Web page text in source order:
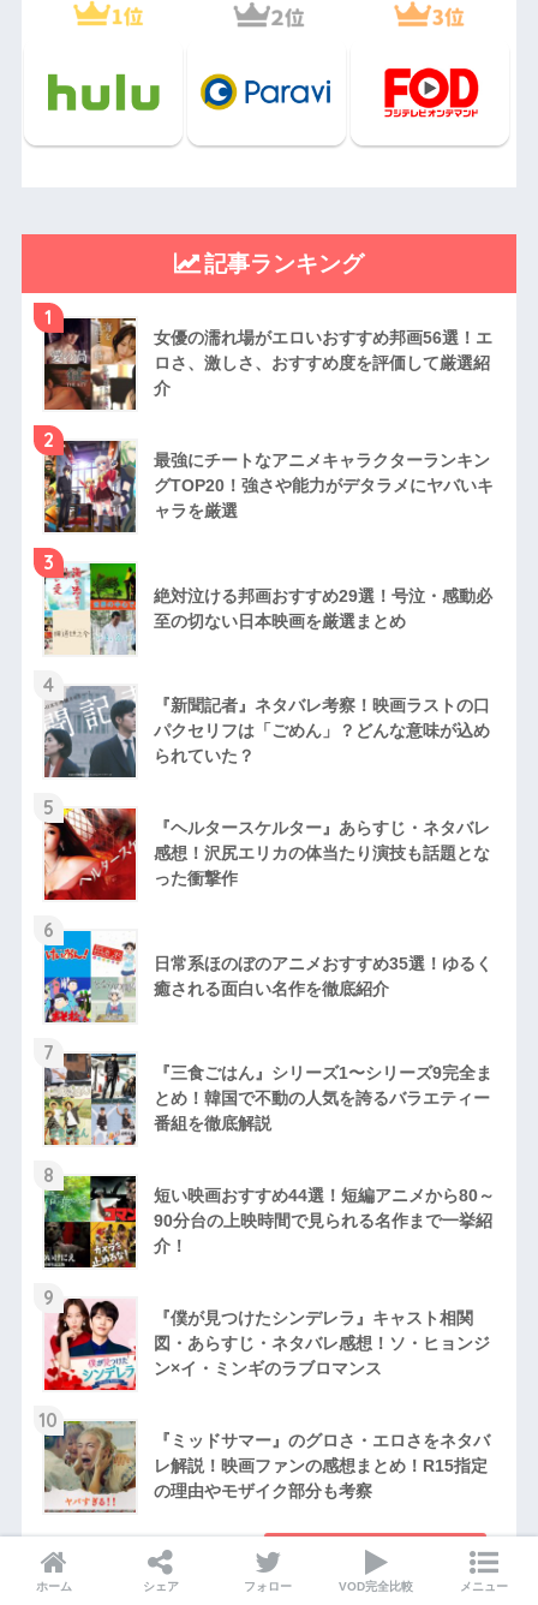
記事ランキング
1
女優の濡れ場がエロいおすすめ邦画56選！エ
ロさ、激しさ、おすすめ度を評価して厳選紹
介
2
最強にチートなアニメキャラクターランキン
グTOP20！強さや能力がデタラメにヤバいキ
ャラを厳選
3
絶対泣ける邦画おすすめ29選！号泣・感動必
至の切ない日本映画を厳選まとめ
4
『新聞記者』ネタバレ考察！映画ラストの口
パクセリフは「ごめん」？どんな意味が込め
られていた？
5
『ヘルタースケルター』あらすじ・ネタバレ
感想！沢尻エリカの体当たり演技も話題とな
った衝撃作
6
日常系ほのぼのアニメおすすめ35選！ゆるく
癒される面白い名作を徹底紹介
7
『三食ごはん』シリーズ1〜シリーズ9完全ま
とめ！韓国で不動の人気を誇るバラエティー
番組を徹底解説
8
短い映画おすすめ44選！短編アニメから80～
90分台の上映時間で見られる名作まで一挙紹
介！
9
『僕が見つけたシンデレラ』キャスト相関
図・あらすじ・ネタバレ感想！ソ・ヒョンジ
ン×イ・ミンギのラブロマンス
10
『ミッドサマー』のグロさ・エロさをネタバ
レ解説！映画ファンの感想まとめ！R15指定
の理由やモザイク部分も考察
累計ランキングを見る
ホーム シェア フォロー VOD完全比較 メニュー